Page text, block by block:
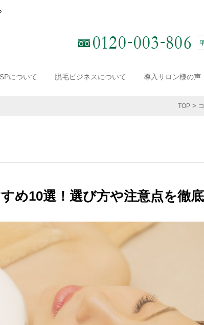
について 脱毛ビジネスについて 導入サロン様の声
TOP
め10選！選び方や注意点を徹